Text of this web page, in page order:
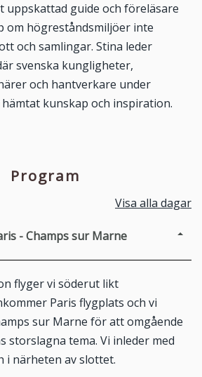
uppskattad guide och föreläsare
om högreståndsmiljöer inte
och samlingar. Stina leder
svenska kungligheter,
och hantverkare under
kunskap och inspiration.
Program
Visa alla dagar
- Champs sur Marne
flyger vi söderut likt
Paris flygplats och vi
sur Marne för att omgående
storslagna tema. Vi inleder med
i närheten av slottet.